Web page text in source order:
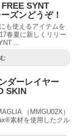
SYNT
ズンどうぞ！
も使えるアイテムを
春夏に新しくリリー
...
ダーレイヤー
SKIN
（MMGU02X）
素材を使用したクル